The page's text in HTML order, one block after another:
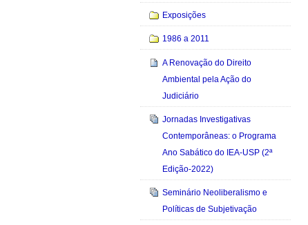
Exposições
1986 a 2011
A Renovação do Direito
Ambiental pela Ação do
Judiciário
Jornadas Investigativas
Contemporâneas: o Programa
Ano Sabático do IEA-USP (2ª
Edição-2022)
Seminário Neoliberalismo e
Políticas de Subjetivação